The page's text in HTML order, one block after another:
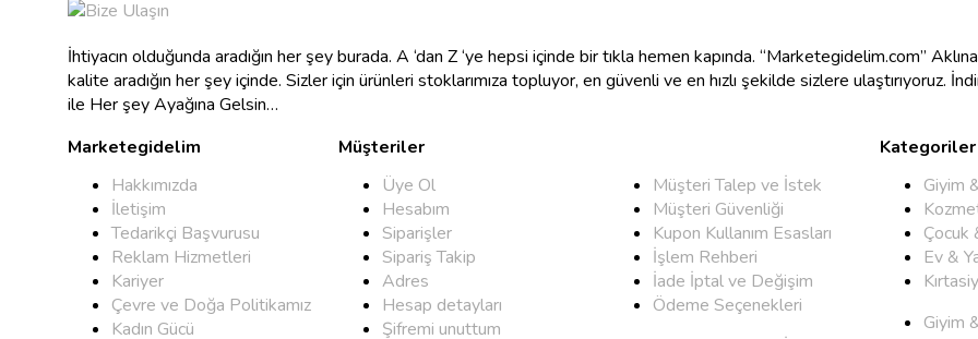
İhtiyacın olduğunda aradığın her şey burada. A ‘dan Z ‘ye hepsi içinde bir tıkla hemen kapında. “Marketegidelim.com”
kalite aradığın her şey içinde. Sizler için ürünleri stoklarımıza topluyor, en güvenli ve en hızlı şekilde sizlere ulaştırıyoruz.
ile Her şey Ayağına Gelsin…
Marketegidelim
Hakkımızda
İletişim
Tedarikçi Başvurusu
Reklam Hizmetleri
Kariyer
Çevre ve Doğa Politikamız
Kadın Gücü
Müşteriler
Üye Ol
Hesabım
Siparişler
Sipariş Takip
Adres
Hesap detayları
Şifremi unuttum
Müşteri Talep ve İstek
Müşteri Güvenliği
Kupon Kullanım Esasları
İşlem Rehberi
İade İptal ve Değişim
Ödeme Seçenekleri
Kategoriler
Giyim
Çocuk
Ev &
Giyim